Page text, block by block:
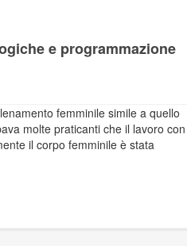
e programmazione
femminile simile a quello
molte praticanti che il lavoro con
il corpo femminile è stata